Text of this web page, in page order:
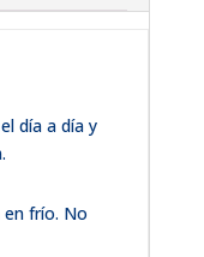
día a día y
en frío. No